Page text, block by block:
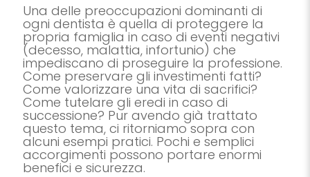
Una delle preoccupazioni dominanti di
ogni dentista è quella di proteggere la
propria famiglia in caso di eventi negativi
(decesso, malattia, infortunio) che
impediscano di proseguire la professione.
Come preservare gli investimenti fatti?
Come valorizzare una vita di sacrifici?
Come tutelare gli eredi in caso di
successione? Pur avendo già trattato
questo tema, ci ritorniamo sopra con
alcuni esempi pratici. Pochi e semplici
accorgimenti possono portare enormi
benefici e sicurezza.